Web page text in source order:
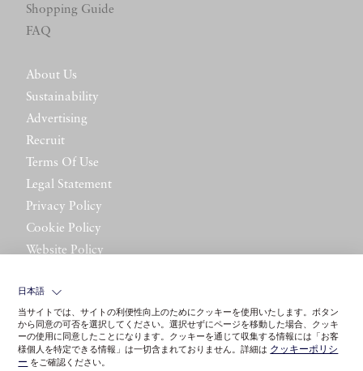
Shopping Guide
FAQ
About Us
Sustainability
Advertising
Recruit
Terms Of Use
Legal Statement
Privacy Policy
Cookie Policy
Website Policy
日本語
当サイトでは、サイトの利便性向上のためにクッキーを使用いたします。ボタン
から同意の可否を選択してください。選択せずにページを移動した場合、クッキ
ーの使用に同意したことになります。クッキーを通じて収集する情報には「お客
様個人を特定できる情報」は一切含まれておりません。詳細は クッキーポリシ
ー をご確認ください。